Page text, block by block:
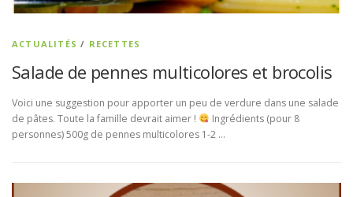
ACTUALITÉS / RECETTES
Salade de pennes multicolores et brocolis
Voici une suggestion pour apporter un peu de verdure dans une salade
de pâtes. Toute la famille devrait aimer !
Ingrédients (pour 8
personnes) 500g de pennes multicolores 1-2 …